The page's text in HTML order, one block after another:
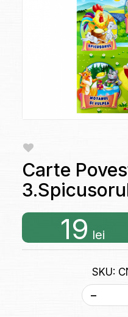
Carte
19 lei
SKU:
-